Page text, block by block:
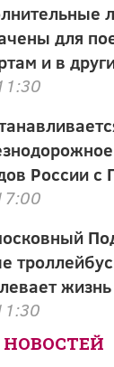
для
и в
России с
НОВОСТЕЙ